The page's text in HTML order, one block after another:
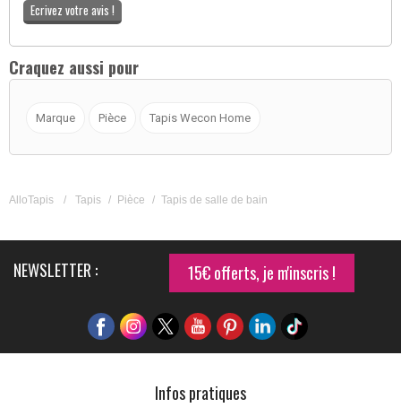
Ecrivez votre avis !
Craquez aussi pour
Marque Pièce Tapis Wecon Home
AlloTapis / Tapis / Pièce / Tapis de salle de bain
NEWSLETTER : 15€ offerts, je m'inscris !
Infos pratiques